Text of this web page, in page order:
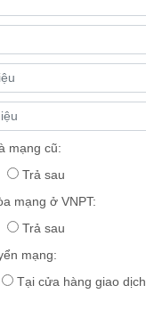
mạng cũ:
Trả sau
mạng ở VNPT:
Trả sau
mạng:
Tại cửa hàng giao dịch